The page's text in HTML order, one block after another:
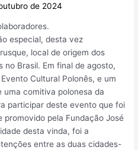
de 2024
especial, desta vez
local de origem dos
no Brasil. Em final de agosto,
Cultural Polonês, e um
comitiva polonesa da
participar deste evento que foi
promovido pela Fundação José
desta vinda, foi a
entre as duas cidades-